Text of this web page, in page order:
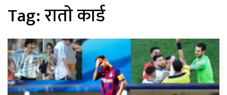
Tag:राताे कार्ड